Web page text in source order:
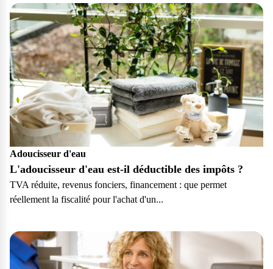
Adoucisseur d'eau
L'adoucisseur d'eau est-il déductible des impôts ?
TVA réduite, revenus fonciers, financement : que permet
réellement la fiscalité pour l'achat d'un...